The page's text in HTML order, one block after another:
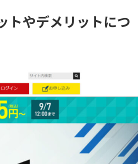
トやデメリットにつ